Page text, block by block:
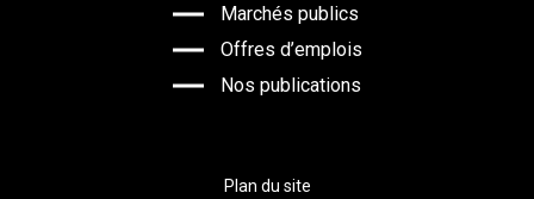
Marchés publics
Offres d’emplois
Nos publications
Plan du site